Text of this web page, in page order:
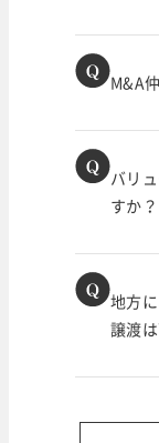
M&A
バリ
すか？
地方
譲渡